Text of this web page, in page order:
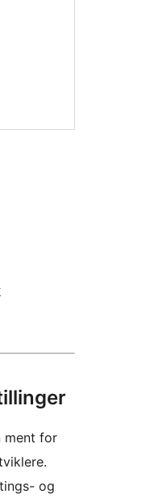
ment for
og